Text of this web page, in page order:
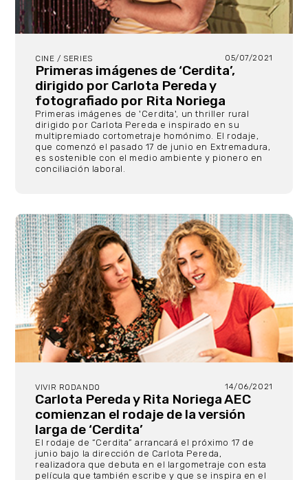
CINE / SERIES 05/07/2021
Primeras imágenes de ‘Cerdita’,
dirigido por Carlota Pereda y
fotografiado por Rita Noriega
Primeras imágenes de 'Cerdita', un thriller rural
dirigido por Carlota Pereda e inspirado en su
multipremiado cortometraje homónimo. El rodaje,
que comenzó el pasado 17 de junio en Extremadura,
es sostenible con el medio ambiente y pionero en
conciliación laboral.
VIVIR RODANDO 14/06/2021
Carlota Pereda y Rita Noriega AEC
comienzan el rodaje de la versión
larga de ‘Cerdita’
El rodaje de “Cerdita” arrancará el próximo 17 de
junio bajo la dirección de Carlota Pereda,
realizadora que debuta en el largometraje con esta
película que también escribe y que se inspira en el